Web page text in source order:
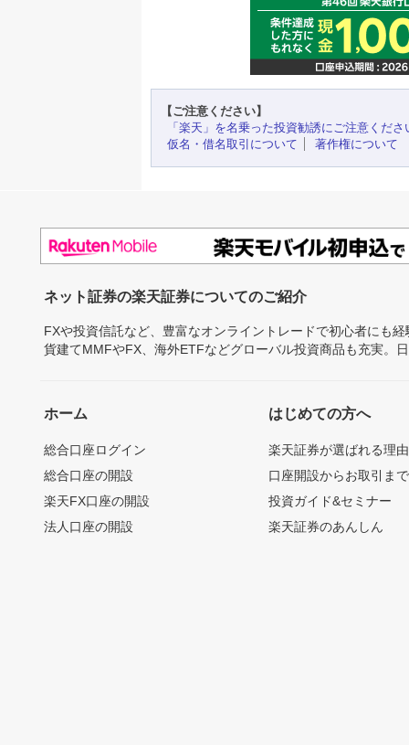
【ご注意ください】
「楽天」を名乗った投資勧誘にご注意くださ
仮名・借名取引について
著作権について
ネット証券の楽天証券についてのご紹介
FXや投資信託など、豊富なオンライントレードで初心者にも
貨建てMMFやFX、海外ETFなどグローバル投資商品も充実。
ホーム
総合口座ログイン
総合口座の開設
楽天FX口座の開設
法人口座の開設
はじめての方へ
楽天証券が選ばれる理由
口座開設からお取引ま
投資ガイド&セミナー
楽天証券のあんしん